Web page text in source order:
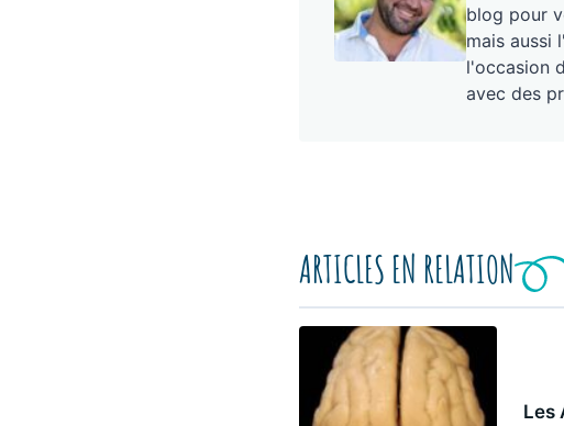
blog pour
mais aussi
l'occasion
avec des
ARTICLES EN RELATION
Les